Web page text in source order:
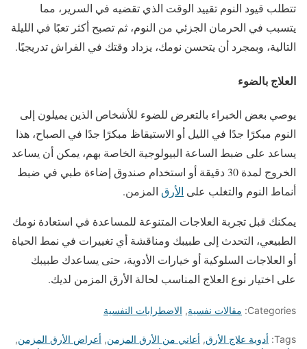
تتطلب قيود النوم تقييد الوقت الذي تقضيه في السرير، مما
يتسبب في الحرمان الجزئي من النوم، ثم تصبح أكثر تعبًا في الليلة
التالية، وبمجرد أن يتحسن نومك، يزداد وقتك في الفراش تدريجيًا.
العلاج بالضوء
يوصي بعض الخبراء بالتعرض للضوء للأشخاص الذين يميلون إلى
النوم مبكرًا جدًا في الليل أو الاستيقاظ مبكرًا جدًا في الصباح، هذا
يساعد على ضبط الساعة البيولوجية الخاصة بهم، يمكن أن يساعد
الخروج لمدة 30 دقيقة أو استخدام صندوق إضاءة طبي في ضبط
أنماط النوم والتغلب على الأرق المزمن.
يمكنك قبل تجربة العلاجات المتنوعة للمساعدة في استعادة نومك
الطبيعي، التحدث إلى طبيبك ومناقشة أي تغييرات في نمط الحياة
أو العلاجات السلوكية أو خيارات الأدوية، حتى يساعدك طبيبك
على اختيار نوع العلاج المناسب لحالة الأرق المزمن لديك.
Categories: مقالات نفسية, الاضطرابات النفسية
Tags: أدوية علاج الأرق, أعاني من الأرق المزمن, أعراض الأرق المزمن,